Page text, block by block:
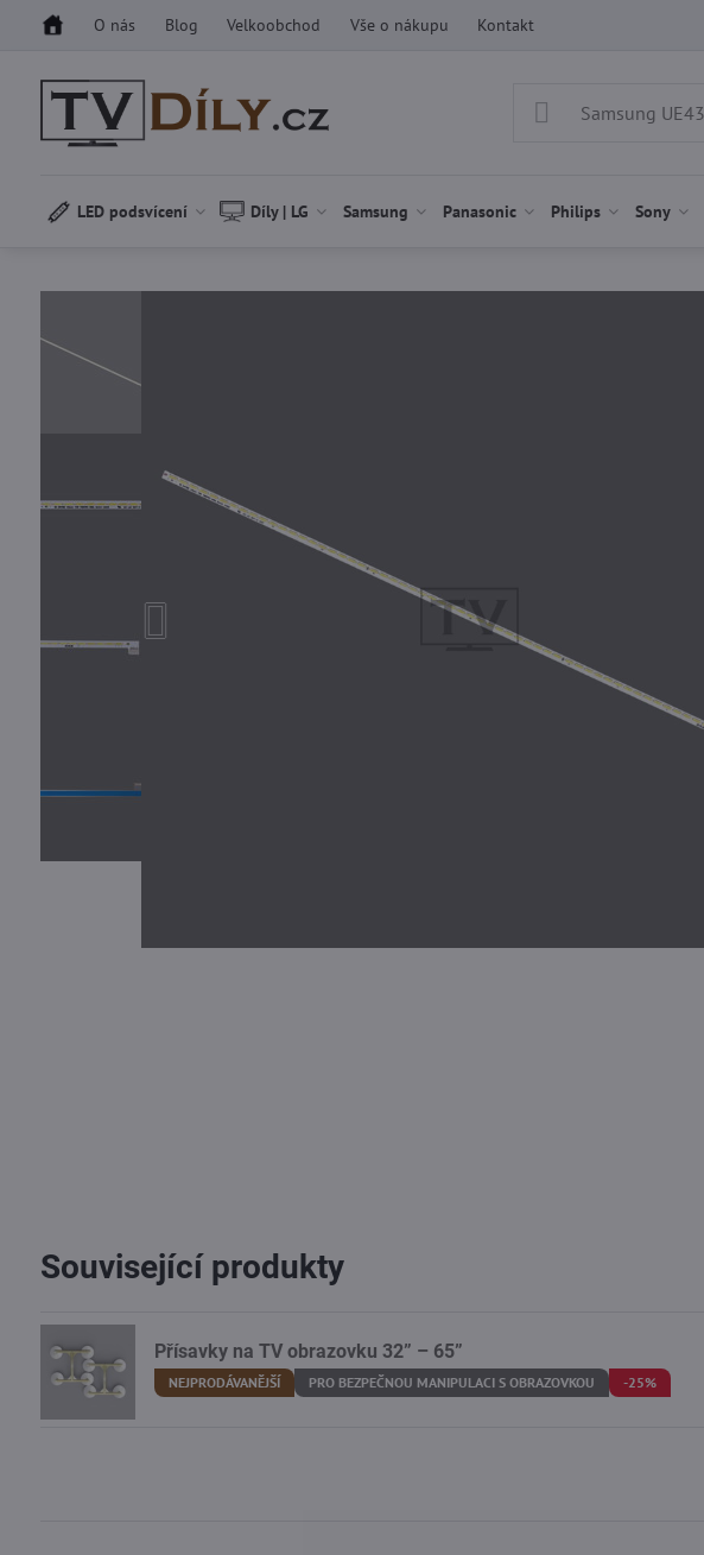
O nás Blog Velkoobchod Vše o nákupu Kontakt
LED podsvícení Díly | LG Samsung Panasonic Philips Sony
Související produkty
Přísavky na TV obrazovku 32” – 65”
NEJPRODÁVANĚJŠÍ PRO BEZPEČNOU MANIPULACI S OBRAZOVKOU -25%